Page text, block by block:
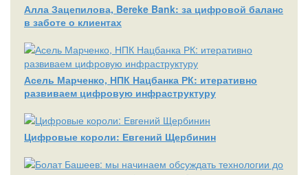
Алла Зацепилова, Bereke Bank: за цифровой баланс
в заботе о клиентах
Асель Марченко, НПК Нацбанка РК: итеративно
развиваем цифровую инфраструктуру
Цифровые короли: Евгений Щербинин